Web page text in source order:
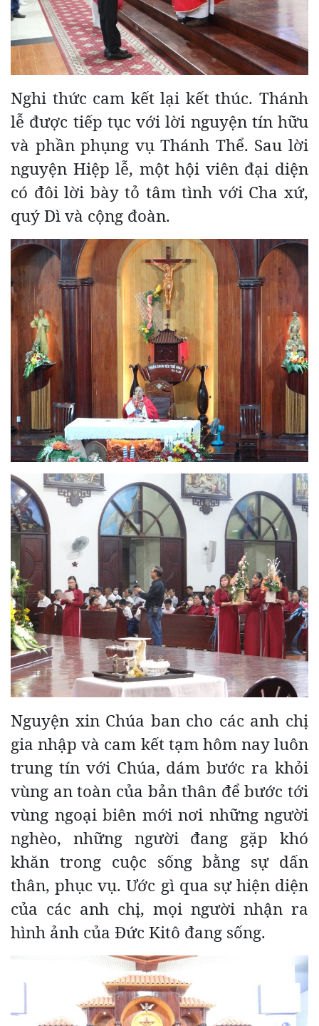
Nghi thức cam kết lại kết thúc. Thánh
lễ được tiếp tục với lời nguyện tín hữu
và phần phụng vụ Thánh Thể. Sau lời
nguyện Hiệp lễ, một hội viên đại diện
có đôi lời bày tỏ tâm tình với Cha xứ,
quý Dì và cộng đoàn.
Nguyện xin Chúa ban cho các anh chị
gia nhập và cam kết tạm hôm nay luôn
trung tín với Chúa, dám bước ra khỏi
vùng an toàn của bản thân để bước tới
vùng ngoại biên mới nơi những người
nghèo, những người đang gặp khó
khăn trong cuộc sống bằng sự dấn
thân, phục vụ. Ước gì qua sự hiện diện
của các anh chị, mọi người nhận ra
hình ảnh của Đức Kitô đang sống.